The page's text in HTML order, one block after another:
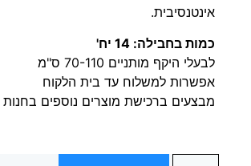
אינטנסיבית.
כמות בחבילה: 14 יח'
לבעלי היקף מותניים 70-110 ס"מ
אפשרות למשלוח עד בית הלקוח
מבצעים ברכישת מוצרים נוספים בחנות